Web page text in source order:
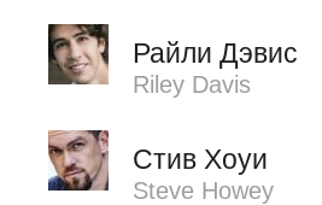
Райли Дэвис
Riley Davis
Стив Хоуи
Steve Howey